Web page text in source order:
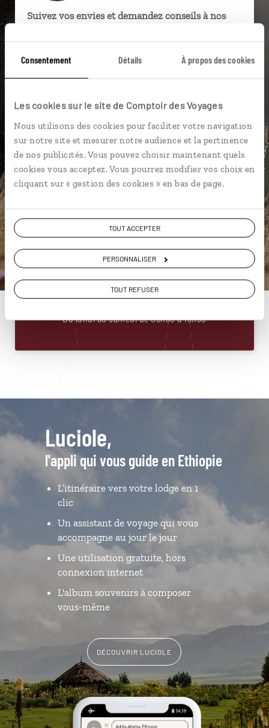
Consentement Détails À propos des cookies
Les cookies sur le site de Comptoir des Voyages
Nous utilisons des cookies pour faciliter votre navigation
sur notre site et mesurer notre audience et la pertinence
de nos publicités. Vous pouvez choisir maintenant quels
cookies vous acceptez. Vous pourrez modifier vos choix en
cliquant sur « gestion des cookies » en bas de page.
TOUT ACCEPTER
PERSONNALISER
TOUT REFUSER
Suivez vos envies et demandez conseils à nos
Ils sauront organiser votre itinéraire au plus
connectés en agence, mais aussi par email ou
téléphone.
Vous gardez le même interlocuteur avant,
pendant et après votre voyage.
DEMANDER UN DEVIS
ou
Construisez votre voyage avec un spécialiste Ethiopie
01 86 95 65 19
Du lundi au samedi de 09h30 à 18h30
Luciole,
l'appli qui vous guide en Ethiopie
L’itinéraire vers votre lodge en 1
clic
Un assistant de voyage qui vous
accompagne au jour le jour
Une utilisation gratuite, hors
connexion internet
L'album souvenirs à composer
vous-même
DÉCOUVRIR LUCIOLE